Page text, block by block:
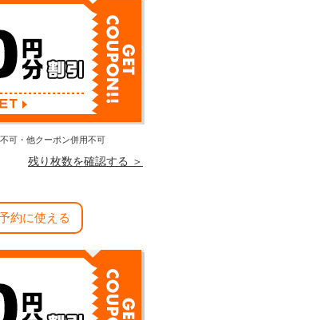
可・他クーポン併用不可
残り枚数を確認する ＞
約に使える